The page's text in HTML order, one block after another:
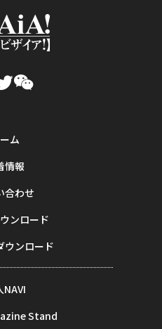
ム
情報
合わせ
ンロード
ウンロード
NAVI
Stand